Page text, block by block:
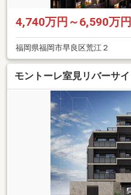
4,740万円～6,590万円
福岡県福岡市早良区荒江２
モントーレ室見リバーサ